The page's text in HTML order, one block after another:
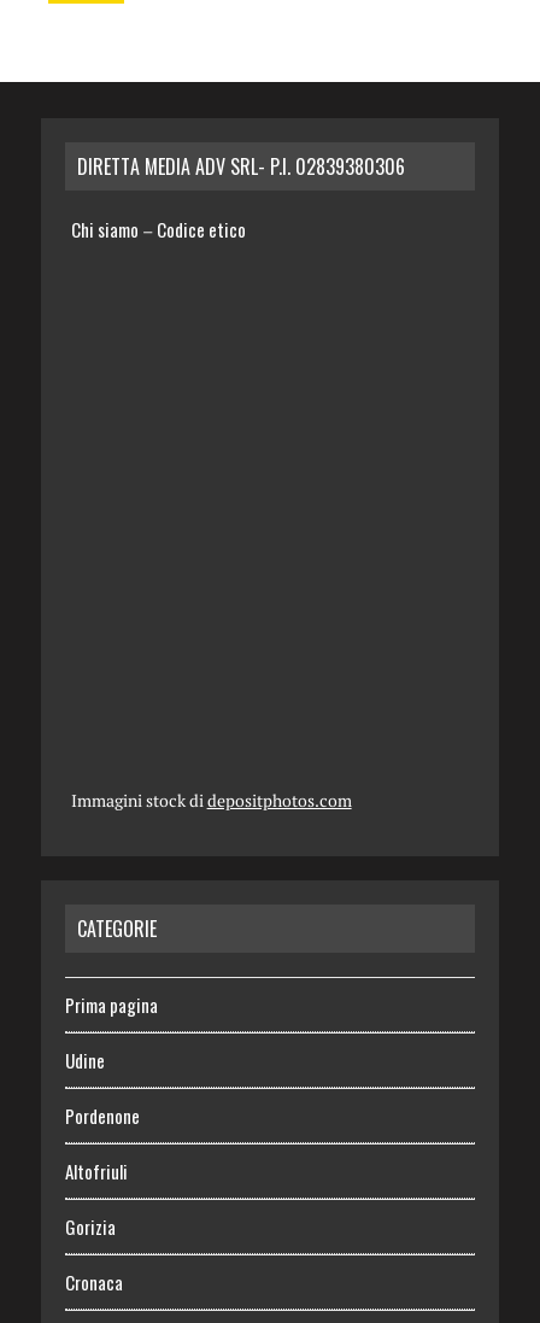
DIRETTA MEDIA ADV SRL- P.I. 02839380306
Chi siamo – Codice etico
Immagini stock didepositphotos.com
CATEGORIE
Prima pagina
Udine
Pordenone
Altofriuli
Gorizia
Cronaca